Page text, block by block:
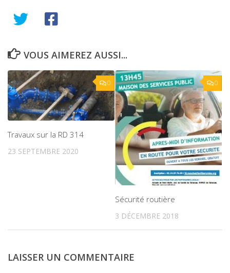
VOUS AIMEREZ AUSSI...
0
Travaux sur la RD 314
23 SEPTEMBRE 2020
0
Sécurité routière
3 DÉCEMBRE 2018
LAISSER UN COMMENTAIRE